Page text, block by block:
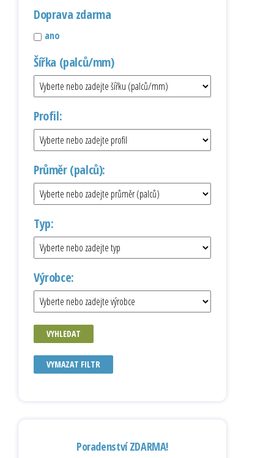
Doprava zdarma
ano
Šířka (palců/mm)
Profil:
Průměr (palců):
Typ:
Výrobce:
VYHLEDAT
VYMAZAT FILTR
Poradenství ZDARMA!